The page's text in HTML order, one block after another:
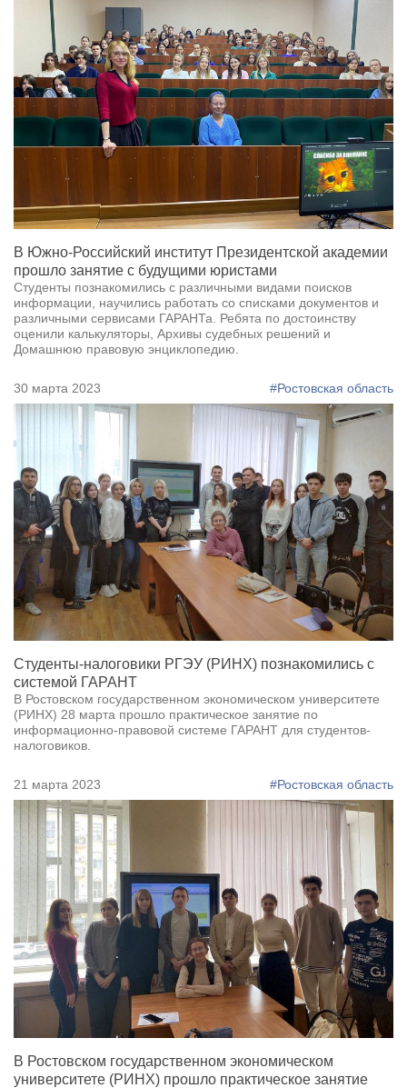
В Южно-Российский институт Президентской академии
прошло занятие с будущими юристами
Студенты познакомились с различными видами поисков
информации, научились работать со списками документов и
различными сервисами ГАРАНТа. Ребята по достоинству
оценили калькуляторы, Архивы судебных решений и
Домашнюю правовую энциклопедию.
30 марта 2023 #Ростовская область
Студенты-налоговики РГЭУ (РИНХ) познакомились с
системой ГАРАНТ
В Ростовском государственном экономическом университете
(РИНХ) 28 марта прошло практическое занятие по
информационно-правовой системе ГАРАНТ для студентов-
налоговиков.
21 марта 2023 #Ростовская область
В Ростовском государственном экономическом
университете (РИНХ) прошло практическое занятие